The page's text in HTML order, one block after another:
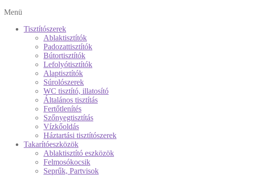
Menü
Tisztítószerek
Ablaktisztítók
Padozattisztítók
Bútortisztítók
Lefolyótisztítók
Alaptisztítók
Súrolószerek
WC tisztító, illatosító
Általános tisztítás
Fertőtlenítés
Szőnyegtisztítás
Vízkőoldás
Háztartási tisztítószerek
Takarítóeszközök
Ablaktisztító eszközök
Felmosókocsik
Seprűk, Partvisok